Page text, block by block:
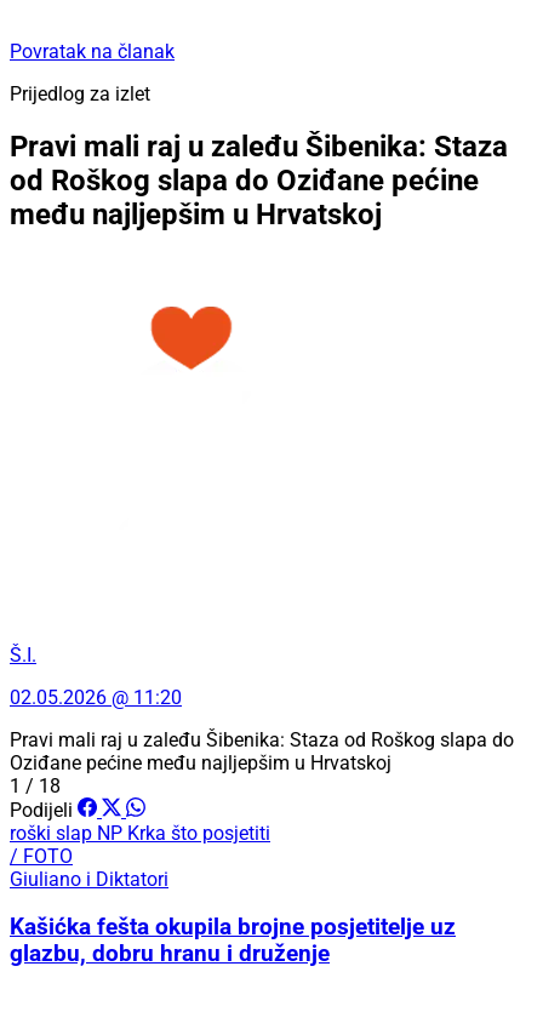
Povratak na članak
Prijedlog za izlet
Pravi mali raj u zaleđu Šibenika: Staza
od Roškog slapa do Oziđane pećine
među najljepšim u Hrvatskoj
Š.I.
02.05.2026 @ 11:20
Pravi mali raj u zaleđu Šibenika: Staza od Roškog slapa do
Oziđane pećine među najljepšim u Hrvatskoj
1 / 18
Podijeli
roški slap NP Krka što posjetiti
/ FOTO
Giuliano i Diktatori
Kašićka fešta okupila brojne posjetitelje uz
glazbu, dobru hranu i druženje